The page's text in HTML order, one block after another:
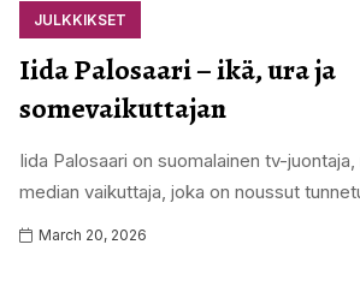
JULKKIKSET
Iida Palosaari – ikä, ura ja
somevaikuttajan
Iida Palosaari on suomalainen tv-
median vaikuttaja, joka on noussut
March 20, 2026